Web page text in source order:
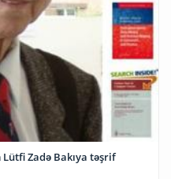
Zadə Bakıya təşrif